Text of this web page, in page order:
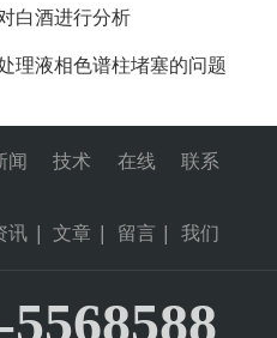
白酒进行分析
理液相色谱柱堵塞的问题
闻
讯
技术
文章
在线
留言
联系
我们